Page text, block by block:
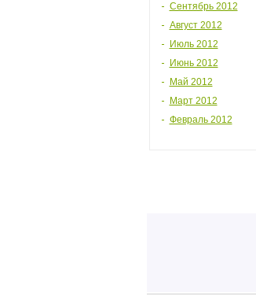
Сентябрь 2012
Август 2012
Июль 2012
Июнь 2012
Май 2012
Март 2012
Февраль 2012